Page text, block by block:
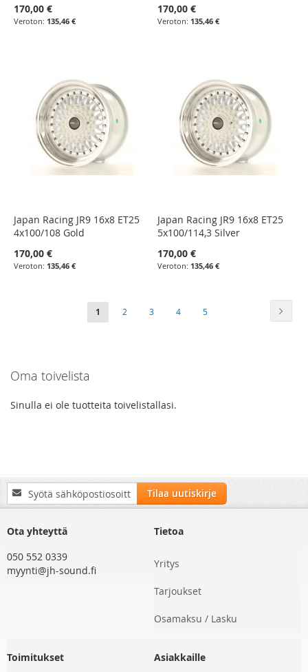
170,00 €
135,46 €
170,00 €
135,46 €
Japan Racing JR9 16x8 ET25
4x100/108 Gold
170,00 €
135,46 €
Japan Racing JR9 16x8 ET25
5x100/114,3 Silver
170,00 €
135,46 €
You're
1 Sivu
2 Sivu
3 Sivu
4 Sivu
5
Oma toivelista
Sinulla ei ole tuotteita toivelistallasi.
Tilaa
uutiskirjeemme:
Tilaa uutiskirje
Ota yhteyttä
050 552 0339
myynti@jh-sound.fi
Tietoa
Yritys
Tarjoukset
Osamaksu / Lasku
Toimitukset Asiakkaille